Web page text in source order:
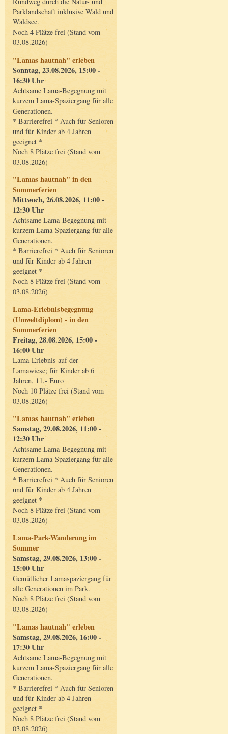
Parklandschaft inklusive Wald und
Waldsee.
Noch 4 Plätze frei (Stand vom
03.08.2026)
"Lamas hautnah" erleben
Sonntag, 23.08.2026, 15:00 -
16:30 Uhr
Achtsame Lama-Begegnung mit
kurzem Lama-Spaziergang für alle
Generationen.
* Barrierefrei * Auch für Senioren
und für Kinder ab 4 Jahren
geeignet *
Noch 8 Plätze frei (Stand vom
03.08.2026)
"Lamas hautnah" in den
Sommerferien
Mittwoch, 26.08.2026, 11:00 -
12:30 Uhr
Achtsame Lama-Begegnung mit
kurzem Lama-Spaziergang für alle
Generationen.
* Barrierefrei * Auch für Senioren
und für Kinder ab 4 Jahren
geeignet *
Noch 8 Plätze frei (Stand vom
03.08.2026)
Lama-Erlebnisbegegnung
(Umweltdiplom) - in den
Sommerferien
Freitag, 28.08.2026, 15:00 -
16:00 Uhr
Lama-Erlebnis auf der
Lamawiese; für Kinder ab 6
Jahren, 11,- Euro
Noch 10 Plätze frei (Stand vom
03.08.2026)
"Lamas hautnah" erleben
Samstag, 29.08.2026, 11:00 -
12:30 Uhr
Achtsame Lama-Begegnung mit
kurzem Lama-Spaziergang für alle
Generationen.
* Barrierefrei * Auch für Senioren
und für Kinder ab 4 Jahren
geeignet *
Noch 8 Plätze frei (Stand vom
03.08.2026)
Lama-Park-Wanderung im
Sommer
Samstag, 29.08.2026, 13:00 -
15:00 Uhr
Gemütlicher Lamaspaziergang für
alle Generationen im Park.
Noch 8 Plätze frei (Stand vom
03.08.2026)
"Lamas hautnah" erleben
Samstag, 29.08.2026, 16:00 -
17:30 Uhr
Achtsame Lama-Begegnung mit
kurzem Lama-Spaziergang für alle
Generationen.
* Barrierefrei * Auch für Senioren
und für Kinder ab 4 Jahren
geeignet *
Noch 8 Plätze frei (Stand vom
03.08.2026)